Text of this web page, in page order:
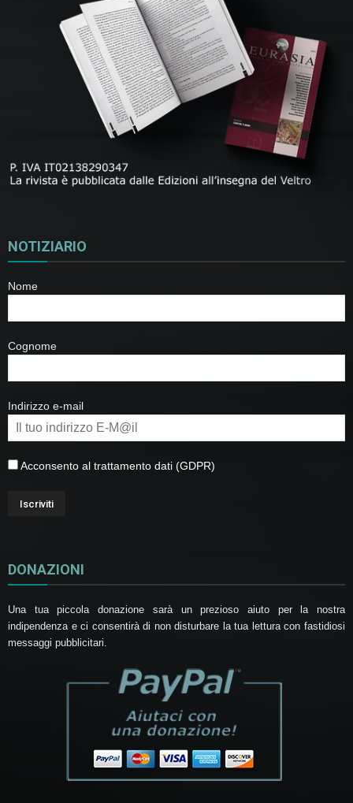
NOTIZIARIO
Nome
Cognome
Indirizzo e-mail
Acconsento al trattamento dati (GDPR)
DONAZIONI
Una tua piccola donazione sarà un prezioso aiuto per la nostra
indipendenza e ci consentirà di non disturbare la tua lettura con fastidiosi
messaggi pubblicitari.